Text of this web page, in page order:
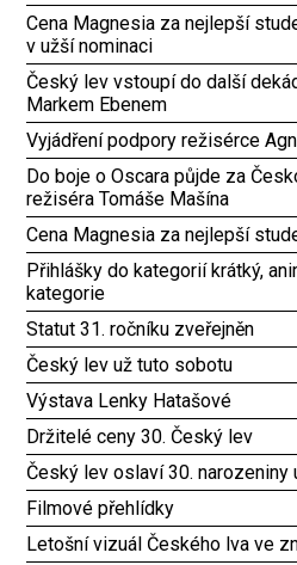
Cena Magnesia za nejlepší
v užší nominaci
Český lev vstoupí do další
Markem Ebenem
Vyjádření podpory režisérce
Do boje o Oscara půjde za
režiséra Tomáše Mašína
Cena Magnesia za nejlepší
Přihlášky do kategorií krátký,
kategorie
Statut 31. ročníku zveřejněn
Český lev už tuto sobotu
Výstava Lenky Hatašové
Držitelé ceny 30. Český lev
Český lev oslaví 30.
Filmové přehlídky
Letošní vizuál Českého lva ve